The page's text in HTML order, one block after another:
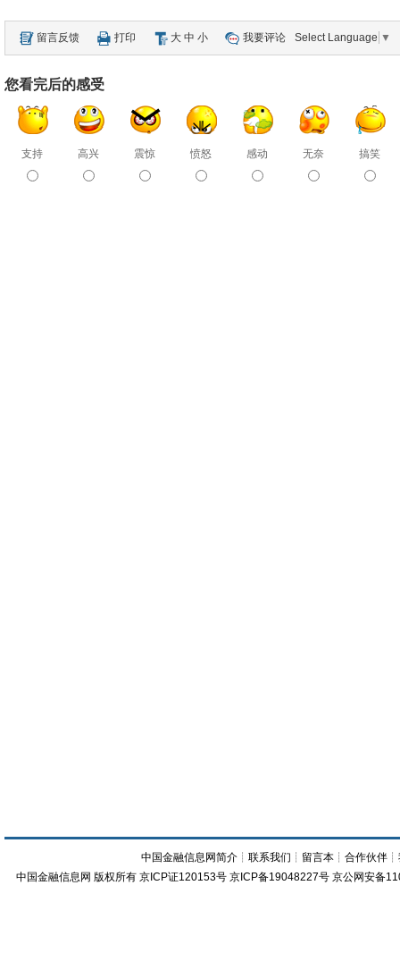
留言反馈 打印 大 中 小 我要评论 Select Language ▼
您看完后的感受
支持 高兴 震惊 愤怒 感动 无奈 搞笑
中国金融信息网简介 ┊联系我们 ┊ 留言本 ┊合作伙伴 ┊
中国金融信息网 版权所有 京ICP证120153号 京ICP备19048227号 京公网安备